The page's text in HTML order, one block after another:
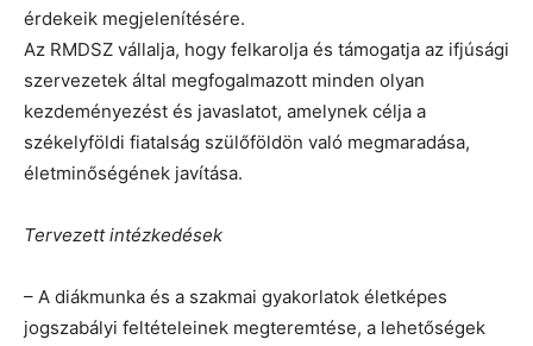
érdekeik megjelenítésére.
Az RMDSZ vállalja, hogy felkarolja és támogatja az ifjúsági
szervezetek által megfogalmazott minden olyan
kezdeményezést és javaslatot, amelynek célja a
székelyföldi fiatalság szülőföldön való megmaradása,
életminőségének javítása.
Tervezett intézkedések
– A diákmunka és a szakmai gyakorlatok életképes
jogszabályi feltételeinek megteremtése, a lehetőségek